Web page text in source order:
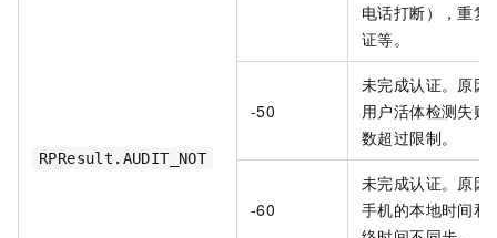
RPResult.AUDIT_NOT
电话打断），重复
证等。
-50
未完成认证。原因
用户活体检测失败
数超过限制。
-60
未完成认证。原因
手机的本地时间和